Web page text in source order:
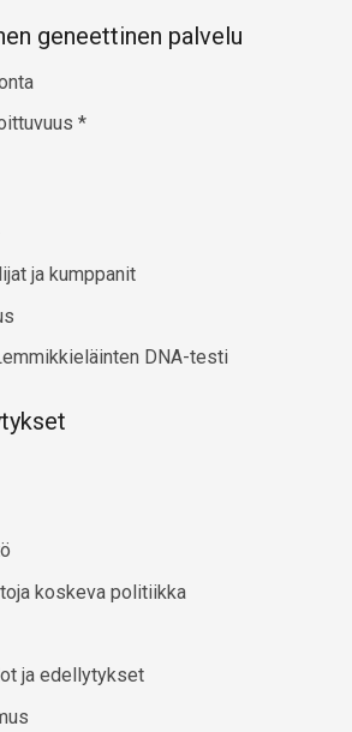
geneettinen palvelu
*
ja kumppanit
DNA-testi
koskeva politiikka
ja edellytykset